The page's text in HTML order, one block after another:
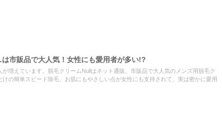
市販品で大人気！女性にも愛用者が多い!?
増えています。脱毛クリームNullはネット通販、市販品で大人気のメンズ用脱毛ク
の簡単スピード除毛、お肌にもやさしい点が女性にも支持されて、実は密かに愛用